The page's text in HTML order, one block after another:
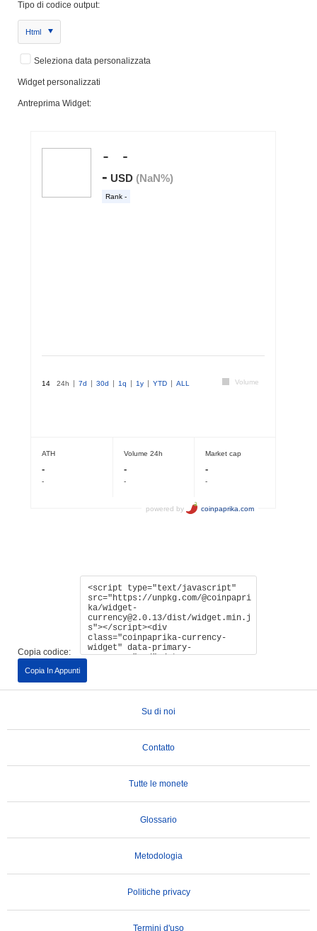
Tipo di codice output:
Html
Seleziona data personalizzata
Widget personalizzati
Antreprima Widget:
Copia codice:
Copia In Appunti
Su di noi
Contatto
Tutte le monete
Glossario
Metodologia
Politiche privacy
Termini d'uso